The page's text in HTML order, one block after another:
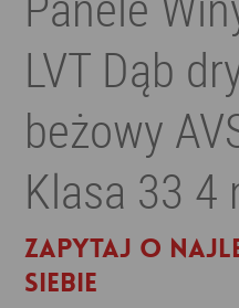
LVT Dąb
beżowy
Klasa 33 4
Zapytaj o
siebie